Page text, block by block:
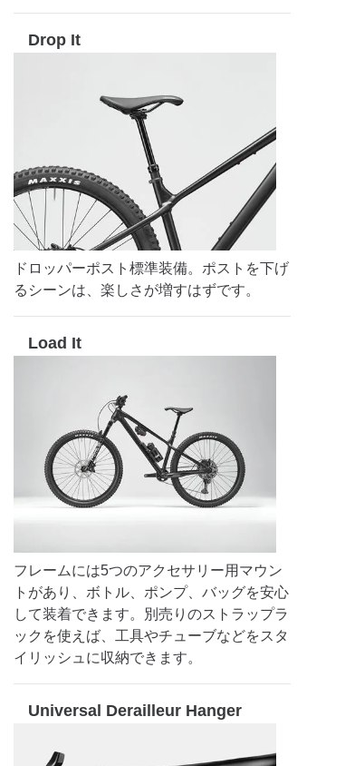
Drop It
ドロッパーポスト標準装備。ポストを下げ
るシーンは、楽しさが増すはずです。
Load It
フレームには5つのアクセサリー用マウン
トがあり、ボトル、ポンプ、バッグを安心
して装着できます。別売りのストラップラ
ックを使えば、工具やチューブなどをスタ
イリッシュに収納できます。
Universal Derailleur Hanger